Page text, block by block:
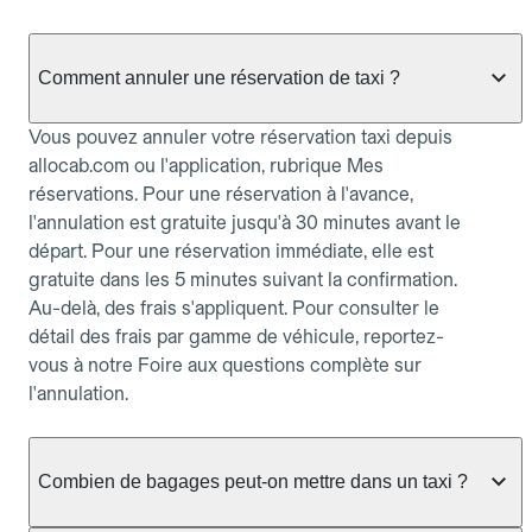
Comment annuler une réservation de taxi ?
Vous pouvez annuler votre réservation taxi depuis
allocab.com ou l'application, rubrique Mes
réservations. Pour une réservation à l'avance,
l'annulation est gratuite jusqu'à 30 minutes avant le
départ. Pour une réservation immédiate, elle est
gratuite dans les 5 minutes suivant la confirmation.
Au-delà, des frais s'appliquent. Pour consulter le
détail des frais par gamme de véhicule, reportez-
vous à notre Foire aux questions complète sur
l'annulation.
Combien de bagages peut-on mettre dans un taxi ?